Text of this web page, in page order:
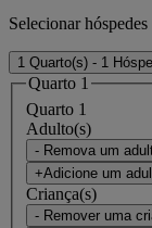
Selecionar hóspedes
1 Quarto(s) - 1
Quarto 1
Quarto 1
Adulto(s)
- Remova um
+Adicione um
Criança(s)
- Remover uma